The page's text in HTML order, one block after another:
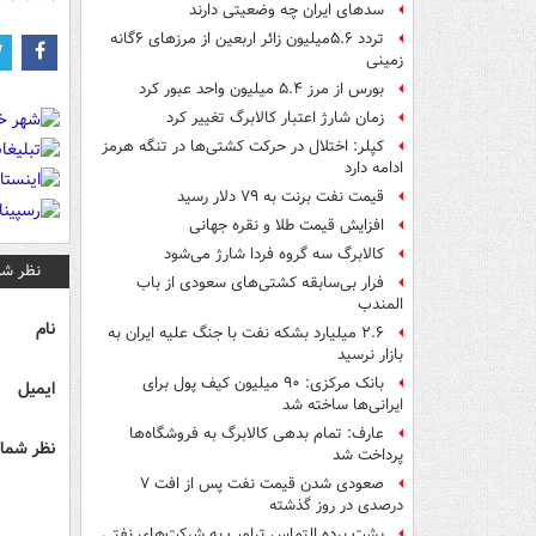
سدهای ایران چه وضعیتی دارند
تردد ۵.۶میلیون زائر اربعین از مرزهای ۶گانه
زمینی
بورس از مرز ۵.۴ میلیون واحد عبور کرد
زمان شارژ اعتبار کالابرگ تغییر کرد
کپلر: اختلال در حرکت کشتی‌ها در تنگه هرمز
ادامه دارد
قیمت نفت برنت به ۷۹ دلار رسید
افزایش قیمت طلا و نقره جهانی
کالابرگ سه گروه فردا شارژ می‌شود
فرار بی‌سابقه کشتی‌های سعودی از باب
المندب
۲.۶ میلیارد بشکه نفت با جنگ علیه ایران به
بازار نرسید
بانک مرکزی: ۹۰ میلیون کیف پول برای
ایرانی‌ها ساخته شد
عارف: تمام بدهی کالابرگ به فروشگاه‌ها
پرداخت شد
صعودی شدن قیمت نفت پس از افت ۷
درصدی در روز گذشته
نظر
نام
ایمیل
نظر